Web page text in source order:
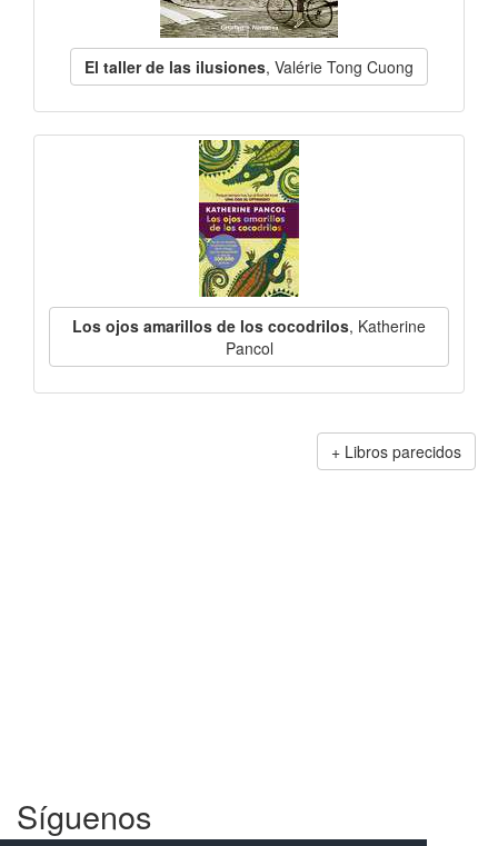
El taller de las ilusiones, Valérie Tong Cuong
Los ojos amarillos de los cocodrilos, Katherine
Pancol
Libros parecidos
Síguenos